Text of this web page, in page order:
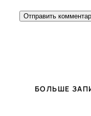
БОЛЬШЕ